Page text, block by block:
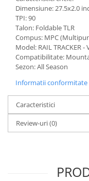
Dimensiune: 27.5x2.0
TPI: 90
Talon: Foldable TLR
Compus: MPC
Model: RAIL TRACKER -
Compatibilitate:
Sezon: All Season
Informatii
Caracteristici
Review-uri(0)